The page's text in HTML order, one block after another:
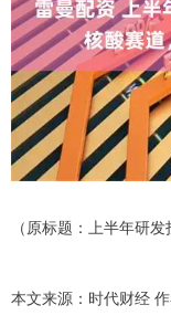
（原标题：上半年研
本文来源：时代财经